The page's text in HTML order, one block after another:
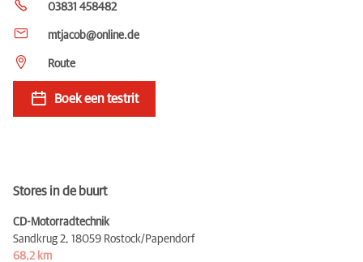
03831 458482
mtjacob@online.de
Route
Boek een testrit
Stores in de buurt
CD-Motorradtechnik
Sandkrug 2, 18059 Rostock/Papendorf
68,2 km